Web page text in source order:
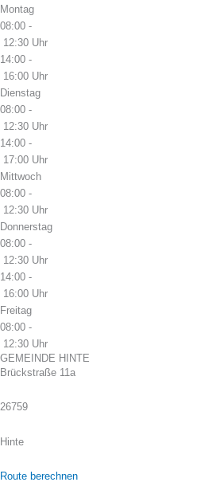
Montag
08:00 -
12:30 Uhr
14:00 -
16:00 Uhr
Dienstag
08:00 -
12:30 Uhr
14:00 -
17:00 Uhr
Mittwoch
08:00 -
12:30 Uhr
Donnerstag
08:00 -
12:30 Uhr
14:00 -
16:00 Uhr
Freitag
08:00 -
12:30 Uhr
GEMEINDE HINTE
Brückstraße 11a
26759
Hinte
Route berechnen